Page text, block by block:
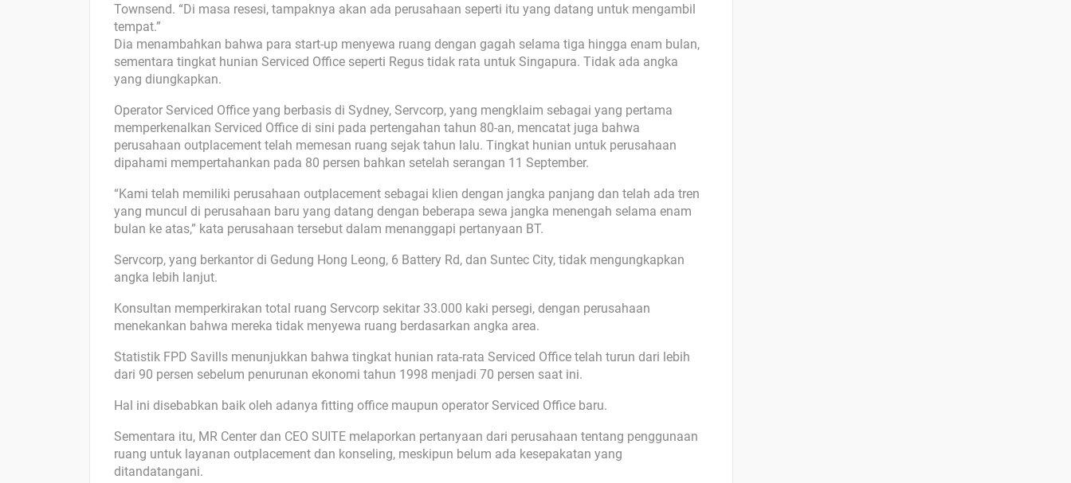
Townsend. “Di masa resesi, tampaknya akan ada perusahaan seperti itu yang datang untuk mengambil
tempat.”
Dia menambahkan bahwa para start-up menyewa ruang dengan gagah selama tiga hingga enam bulan,
sementara tingkat hunian Serviced Office seperti Regus tidak rata untuk Singapura. Tidak ada angka
yang diungkapkan.
Operator Serviced Office yang berbasis di Sydney, Servcorp, yang mengklaim sebagai yang pertama
memperkenalkan Serviced Office di sini pada pertengahan tahun 80-an, mencatat juga bahwa
perusahaan outplacement telah memesan ruang sejak tahun lalu. Tingkat hunian untuk perusahaan
dipahami mempertahankan pada 80 persen bahkan setelah serangan 11 September.
“Kami telah memiliki perusahaan outplacement sebagai klien dengan jangka panjang dan telah ada tren
yang muncul di perusahaan baru yang datang dengan beberapa sewa jangka menengah selama enam
bulan ke atas,” kata perusahaan tersebut dalam menanggapi pertanyaan BT.
Servcorp, yang berkantor di Gedung Hong Leong, 6 Battery Rd, dan Suntec City, tidak mengungkapkan
angka lebih lanjut.
Konsultan memperkirakan total ruang Servcorp sekitar 33.000 kaki persegi, dengan perusahaan
menekankan bahwa mereka tidak menyewa ruang berdasarkan angka area.
Statistik FPD Savills menunjukkan bahwa tingkat hunian rata-rata Serviced Office telah turun dari lebih
dari 90 persen sebelum penurunan ekonomi tahun 1998 menjadi 70 persen saat ini.
Hal ini disebabkan baik oleh adanya fitting office maupun operator Serviced Office baru.
Sementara itu, MR Center dan CEO SUITE melaporkan pertanyaan dari perusahaan tentang penggunaan
ruang untuk layanan outplacement dan konseling, meskipun belum ada kesepakatan yang
ditandatangani.